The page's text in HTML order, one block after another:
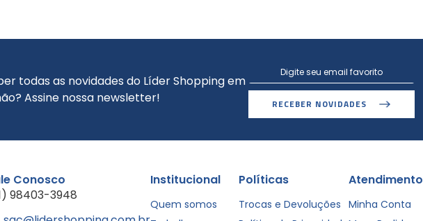
todas as novidades do Líder Shopping em
Assine nossa newsletter!
RECEBER NOVIDADES
Conosco
98403-3948
Institucional
Quem somos
Políticas
Trocas e Devoluções
Atendimento
Minha Conta